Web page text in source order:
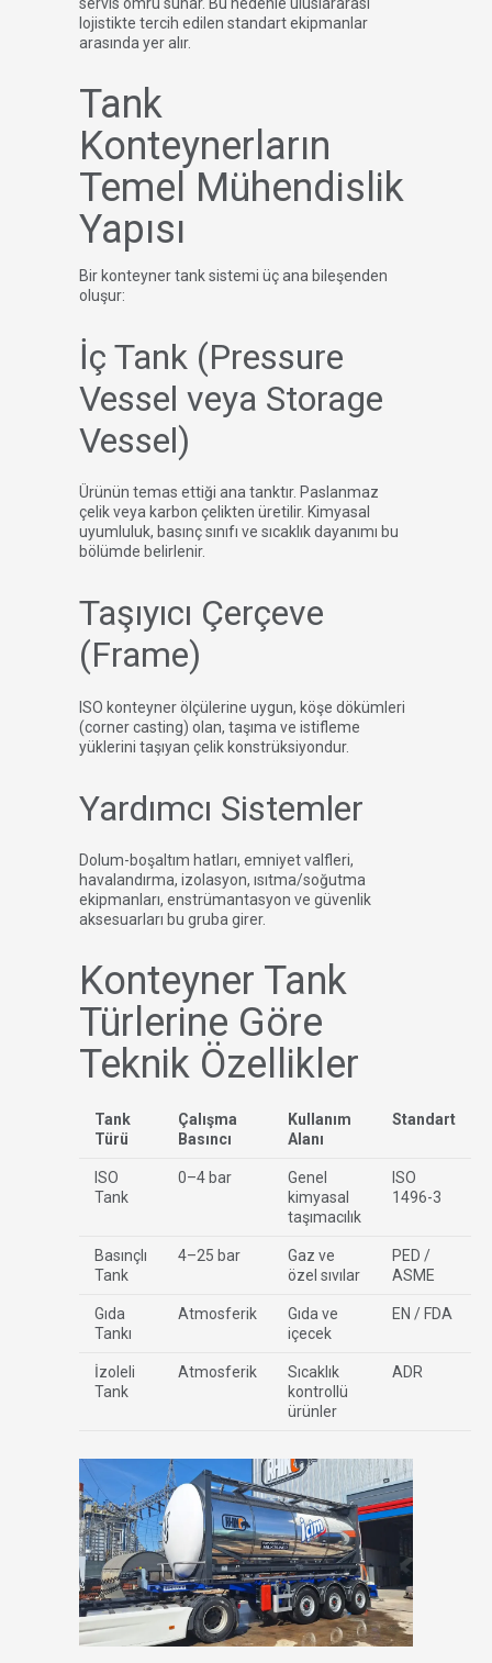
lojistikte tercih edilen standart ekipmanlar
arasında yer alır.
Tank
Konteynerların
Temel Mühendislik
Yapısı
Bir konteyner tank sistemi üç ana bileşenden
oluşur:
İç Tank (Pressure
Vessel veya Storage
Vessel)
Ürünün temas ettiği ana tanktır. Paslanmaz
çelik veya karbon çelikten üretilir. Kimyasal
uyumluluk, basınç sınıfı ve sıcaklık dayanımı bu
bölümde belirlenir.
Taşıyıcı Çerçeve
(Frame)
ISO konteyner ölçülerine uygun, köşe dökümleri
(corner casting) olan, taşıma ve istifleme
yüklerini taşıyan çelik konstrüksiyondur.
Yardımcı Sistemler
Dolum-boşaltım hatları, emniyet valfleri,
havalandırma, izolasyon, ısıtma/soğutma
ekipmanları, enstrümantasyon ve güvenlik
aksesuarları bu gruba girer.
Konteyner Tank
Türlerine Göre
Teknik Özellikler
Tank
Türü
Çalışma
Basıncı
Kullanım
Alanı
Standart
ISO
Tank
0–4 bar
Genel
kimyasal
taşımacılık
ISO
1496-3
Basınçlı
Tank
4–25 bar
Gaz ve
özel sıvılar
PED /
ASME
Gıda
Tankı
Atmosferik
Gıda ve
içecek
EN / FDA
İzoleli
Tank
Atmosferik
Sıcaklık
kontrollü
ürünler
ADR